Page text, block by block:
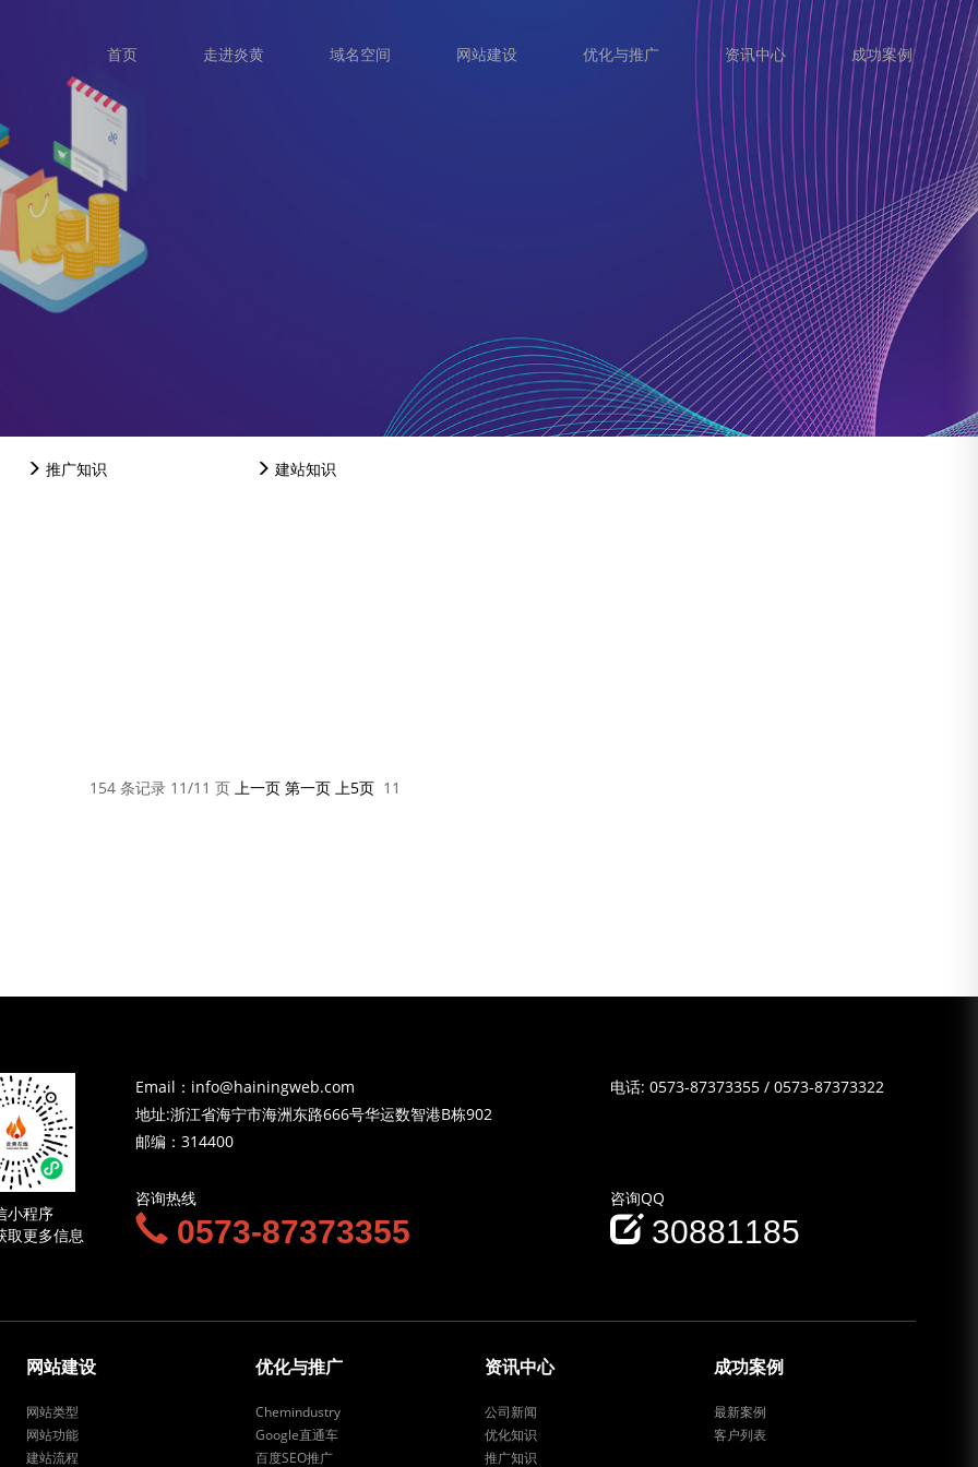
首页 走进炎黄 域名空间 网站建设 优化与推广 资讯中心 成功案例
资讯中心
推广知识 建站知识
154 条记录 11/11 页 上一页 第一页 上5页 11
小程序
取更多信息
Email：info@hainingweb.com
地址:浙江省海宁市海洲东路666号华运数智港B栋902
邮编：314400
电话: 0573-87373355/ 0573-87373322
咨询热线
0573-87373355
咨询QQ
30881185
网站建设
网站类型
网站功能
建站流程
优化与推广
Chemindustry
Google直通车
百度SEO推广
资讯中心
公司新闻
优化知识
推广知识
成功案例
最新案例
客户列表